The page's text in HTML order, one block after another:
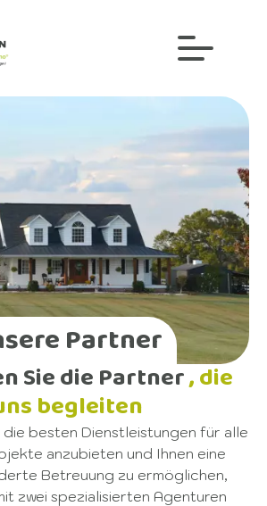
Partner
Sie die Partner, die
begleiten
besten Dienstleistungen für alle
anzubieten und Ihnen eine
Betreuung zu ermöglichen,
zwei spezialisierten Agenturen